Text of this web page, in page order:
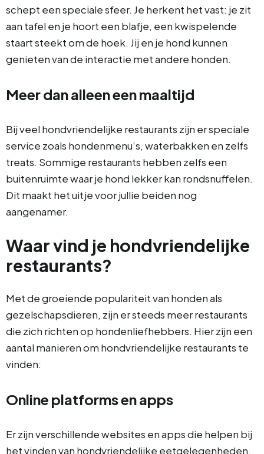
schept een speciale sfeer. Je herkent het vast: je zit
aan tafel en je hoort een blafje, een kwispelende
staart steekt om de hoek. Jij en je hond kunnen
genieten van de interactie met andere honden.
Meer dan alleen een maaltijd
Bij veel hondvriendelijke restaurants zijn er speciale
service zoals hondenmenu’s, waterbakken en zelfs
treats. Sommige restaurants hebben zelfs een
buitenruimte waar je hond lekker kan rondsnuffelen.
Dit maakt het uitje voor jullie beiden nog
aangenamer.
Waar vind je hondvriendelijke
restaurants?
Met de groeiende populariteit van honden als
gezelschapsdieren, zijn er steeds meer restaurants
die zich richten op hondenliefhebbers. Hier zijn een
aantal manieren om hondvriendelijke restaurants te
vinden:
Online platforms en apps
Er zijn verschillende websites en apps die helpen bij
het vinden van hondvriendelijke eetgelegenheden.